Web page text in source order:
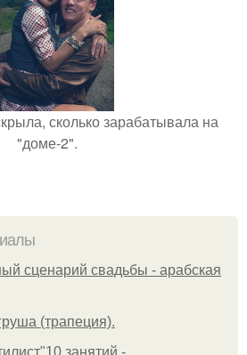
сколько зарабатывала на
"доме-2".
сценарий свадьбы - арабская
(трапеция).
занятий -.